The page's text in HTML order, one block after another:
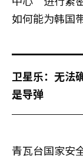
如何能为韩国
卫星乐：无法
是导弹
青瓦台国家安